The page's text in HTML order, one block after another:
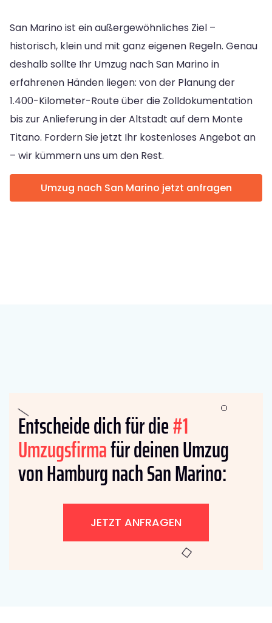
San Marino ist ein außergewöhnliches Ziel –
historisch, klein und mit ganz eigenen Regeln. Genau
deshalb sollte Ihr Umzug nach San Marino in
erfahrenen Händen liegen: von der Planung der
1.400-Kilometer-Route über die Zolldokumentation
bis zur Anlieferung in der Altstadt auf dem Monte
Titano. Fordern Sie jetzt Ihr kostenloses Angebot an
– wir kümmern uns um den Rest.
Umzug nach San Marino jetzt anfragen
Entscheide dich für die#1
Umzugsfirmafür deinen Umzug
von Hamburg nach San Marino:
JETZT ANFRAGEN